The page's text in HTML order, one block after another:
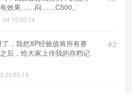
有效果……闷……C500。
04 15:03:14
#2
，我把XP经验值将所有赛
后，给大家上传我的存档记
20:55:14